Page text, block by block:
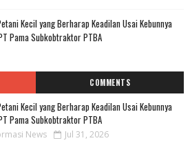
Kecil yang Berharap Keadilan Usai Kebunnya
Pama Subkobtraktor PTBA
COMMENTS
Kecil yang Berharap Keadilan Usai Kebunnya
Pama Subkobtraktor PTBA
News Jul 31, 2026